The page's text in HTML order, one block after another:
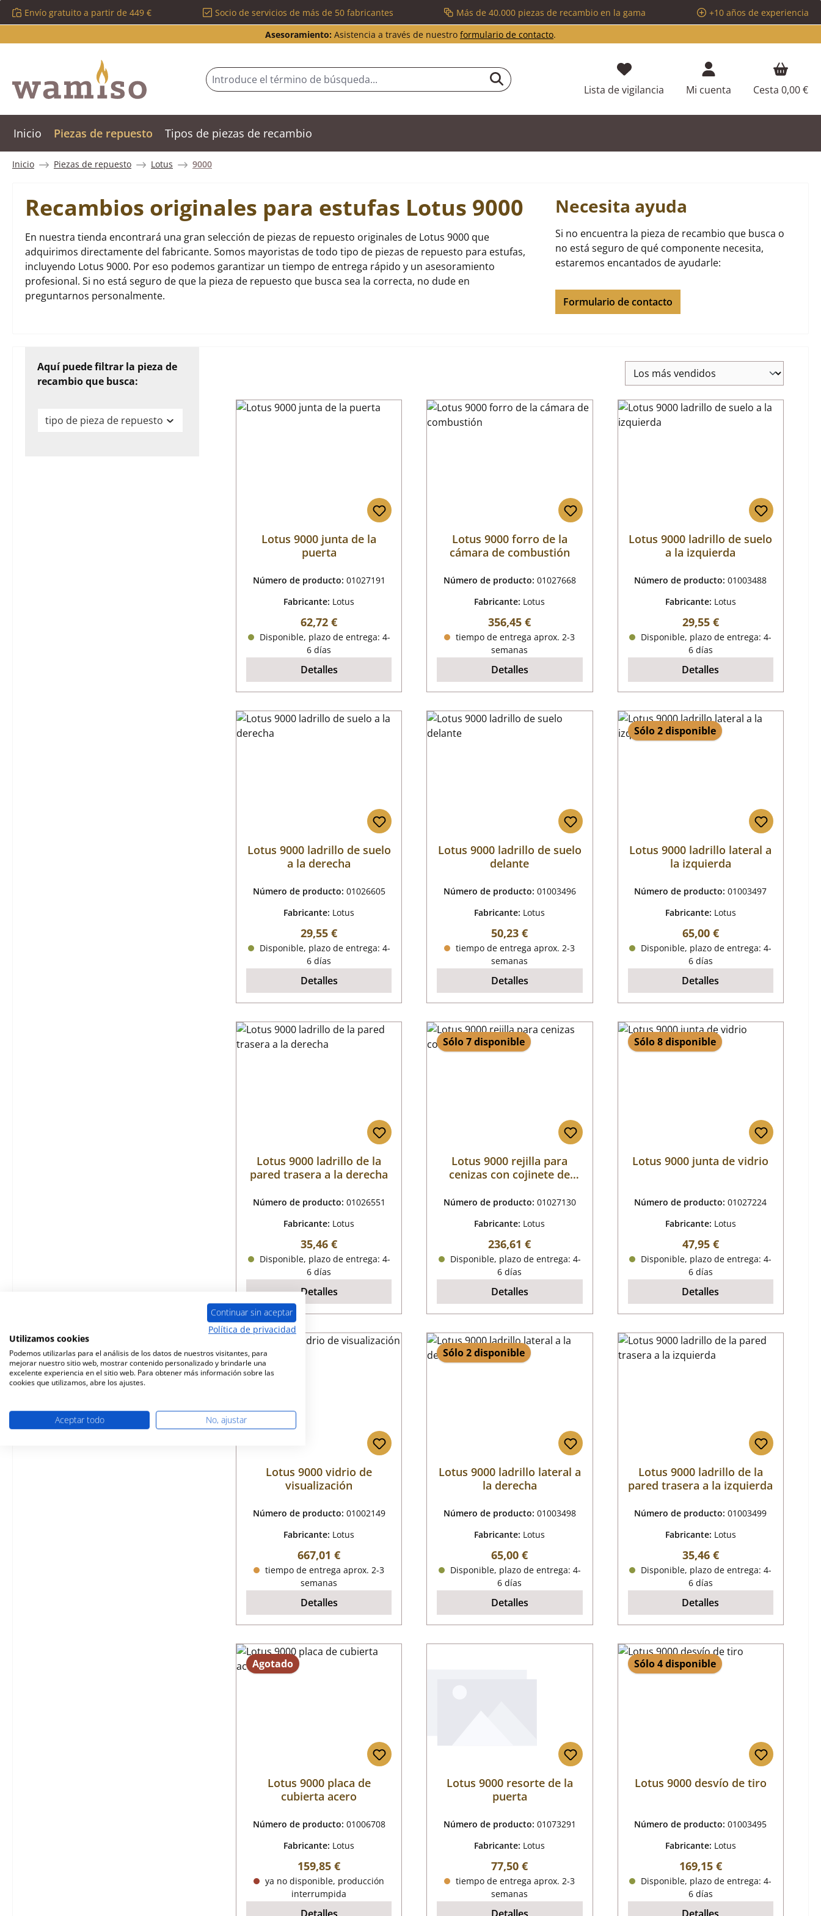
al contenido principal
Saltar a la búsqueda
Saltar a la navegación principal
Envío gratuito a partir de 449 € Socio de servicios de más de 50 fabricantes Más de 40.000 piezas de recambio en la gama
+10 años de experiencia
Asesoramiento: Asistencia a través de nuestro formulario de contacto.
Lista de vigilancia Tienes 0 artículos en tu lista de
Mi cuenta Cesta 0,00 €
Inicio Piezas de repuesto Tipos de piezas de recambio
Inicio Piezas de repuesto Lotus 9000
Recambios originales para estufas Lotus 9000
En nuestra tienda encontrará una gran selección de piezas de repuesto originales de Lotus 9000 que
adquirimos directamente del fabricante. Somos mayoristas de todo tipo de piezas de repuesto para estufas,
incluyendo Lotus 9000. Por eso podemos garantizar un tiempo de entrega rápido y un asesoramiento
profesional. Si no está seguro de que la pieza de repuesto que busca sea la correcta, no dude en
preguntarnos personalmente.
Necesita ayuda
Si no encuentra la pieza de recambio que busca o
no está seguro de qué componente necesita,
estaremos encantados de ayudarle:
Formulario de contacto
Aquí puede filtrar la pieza de
recambio que busca:
tipo de pieza de repuesto
Lotus 9000 junta de la
puerta
Número de producto: 01027191
Fabricante: Lotus
Precio normal:
62,72 €
Disponible, plazo de entrega: 4-
6 días
Detalles
Lotus 9000 forro de la
cámara de combustión
Número de producto: 01027668
Fabricante: Lotus
Precio normal:
356,45 €
tiempo de entrega aprox. 2-3
semanas
Detalles
Lotus 9000 ladrillo de suelo
a la izquierda
Número de producto:01003488
Fabricante: Lotus
Precio normal:
29,55 €
Disponible, plazo de entrega: 4-
6 días
Detalles
Lotus 9000 ladrillo de suelo
a la derecha
Número de producto: 01026605
Fabricante: Lotus
Precio normal:
29,55 €
Disponible, plazo de entrega: 4-
6 días
Detalles
Lotus 9000 ladrillo de suelo
delante
Número de producto: 01003496
Fabricante: Lotus
Precio normal:
50,23 €
tiempo de entrega aprox. 2-3
semanas
Detalles
Sólo 2 disponible
Lotus 9000 ladrillo lateral a
la izquierda
Número de producto:01003497
Fabricante: Lotus
Precio normal:
65,00 €
Disponible, plazo de entrega: 4-
6 días
Detalles
Lotus 9000 ladrillo de la
pared trasera a la derecha
Número de producto: 01026551
Fabricante: Lotus
Precio normal:
35,46 €
Disponible, plazo de entrega: 4-
6 días
Detalles
Sólo 7 disponible
Lotus 9000 rejilla para
cenizas con cojinete de
Número de producto: 01027130
Fabricante: Lotus
Precio normal:
236,61 €
Disponible, plazo de entrega: 4-
6 días
Detalles
Sólo 8 disponible
Lotus 9000 junta de vidrio
Número de producto:01027224
Fabricante: Lotus
Precio normal:
47,95 €
Disponible, plazo de entrega: 4-
6 días
Detalles
Lotus 9000 vidrio de
visualización
Número de producto: 01002149
Fabricante: Lotus
Precio normal:
667,01 €
tiempo de entrega aprox. 2-3
semanas
Detalles
Sólo 2 disponible
Lotus 9000 ladrillo lateral a
la derecha
Número de producto: 01003498
Fabricante: Lotus
Precio normal:
65,00 €
Disponible, plazo de entrega: 4-
6 días
Detalles
Lotus 9000 ladrillo de la
pared trasera a la izquierda
Número de producto:01003499
Fabricante: Lotus
Precio normal:
35,46 €
Disponible, plazo de entrega: 4-
6 días
Detalles
Agotado
Lotus 9000 placa de
cubierta acero
Número de producto: 01006708
Fabricante: Lotus
Precio normal:
159,85 €
ya no disponible, producción
interrumpida
Lotus 9000 resorte de la
puerta
Número de producto: 01073291
Fabricante: Lotus
Precio normal:
77,50 €
tiempo de entrega aprox. 2-3
semanas
Sólo 4 disponible
Lotus 9000 desvío de tiro
Número de producto:01003495
Fabricante: Lotus
Precio normal:
169,15 €
Disponible, plazo de entrega: 4-
6 días
Continuar sin aceptar
Política de privacidad
Utilizamos cookies
Podemos utilizarlas para el análisis de los datos de nuestros visitantes, para
mejorar nuestro sitio web, mostrar contenido personalizado y brindarle una
excelente experiencia en el sitio web. Para obtener más información sobre las
cookies que utilizamos, abre los ajustes.
Aceptar todo No, ajustar